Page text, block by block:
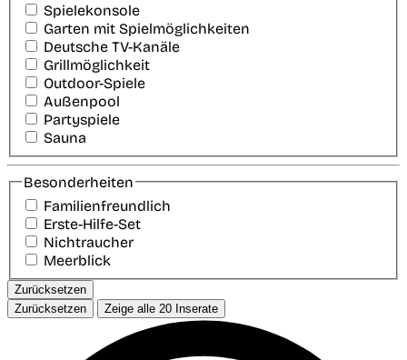
Spielekonsole
Garten mit Spielmöglichkeiten
Deutsche TV-Kanäle
Grillmöglichkeit
Outdoor-Spiele
Außenpool
Partyspiele
Sauna
Besonderheiten
Familienfreundlich
Erste-Hilfe-Set
Nichtraucher
Meerblick
Zurücksetzen
Zurücksetzen
Zeige alle 20 Inserate